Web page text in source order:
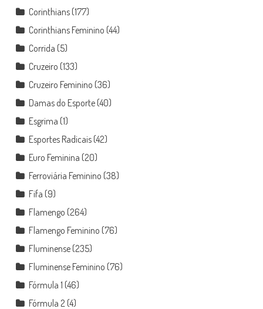
Corinthians(177)
Corinthians Feminino (44)
Corrida (5)
Cruzeiro (133)
Cruzeiro Feminino (36)
Damas do Esporte(40)
Esgrima (1)
Esportes Radicais(42)
Euro Feminina (20)
Ferroviária Feminino (38)
Fifa (9)
Flamengo (264)
Flamengo Feminino (76)
Fluminense(235)
Fluminense Feminino (76)
Fórmula 1 (46)
Fórmula 2 (4)